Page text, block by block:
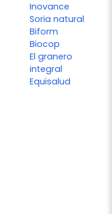
Inovance
Soria natural
Biform
Biocop
El granero
integral
Equisalud